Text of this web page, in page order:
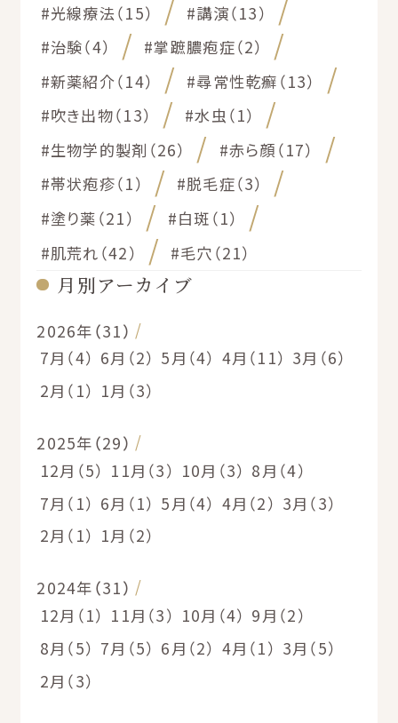
#光線療法（15）
#講演（13）
#治験（4）
#掌蹠膿疱症（2）
#新薬紹介（14）
#尋常性乾癬（13）
#吹き出物（13）
#水虫（1）
#生物学的製剤（26）
#赤ら顔（17）
#帯状疱疹（1）
#脱毛症（3）
#塗り薬（21）
#白斑（1）
#肌荒れ（42）
#毛穴（21）
月別アーカイブ
2026年（31）
7月（4） 6月（2） 5月（4） 4月（11） 3月（6）
2月（1） 1月（3）
2025年（29）
12月（5） 11月（3） 10月（3） 8月（4）
7月（1） 6月（1） 5月（4） 4月（2） 3月（3）
2月（1） 1月（2）
2024年（31）
12月（1） 11月（3） 10月（4） 9月（2）
8月（5） 7月（5） 6月（2） 4月（1） 3月（5）
2月（3）